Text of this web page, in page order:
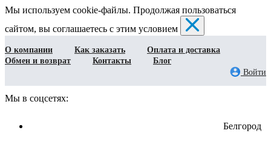
Мы используем cookie-файлы. Продолжая пользоваться
сайтом, вы соглашаетесь с этим условием
О компании Как заказать
Оплата и доставка
Обмен и возврат
Контакты
Блог
Войти
Мы в соцсетях:
Белгород